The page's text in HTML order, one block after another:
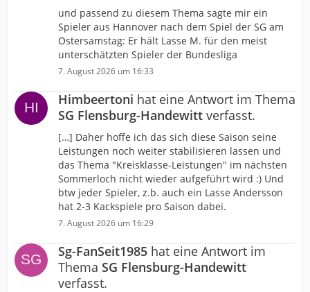
und passend zu diesem Thema sagte mir ein
Spieler aus Hannover nach dem Spiel der SG am
Ostersamstag: Er hält Lasse M. für den meist
unterschätzten Spieler der Bundesliga
7. August 2026 um 16:33
Himbeertoni hat eine Antwort im Thema
SG Flensburg-Handewitt verfasst.
[…] Daher hoffe ich das sich diese Saison seine
Leistungen noch weiter stabilisieren lassen und
das Thema "Kreisklasse-Leistungen" im nächsten
Sommerloch nicht wieder aufgeführt wird :) Und
btw jeder Spieler, z.b. auch ein Lasse Andersson
hat 2-3 Kackspiele pro Saison dabei.
7. August 2026 um 16:29
Sg-FanSeit1985 hat eine Antwort im
Thema SG Flensburg-Handewitt
verfasst.